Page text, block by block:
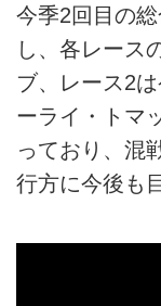
今季2回目の
し、各レース
ブ、レース2
ーライ・トマ
っており、混
行方に今後も